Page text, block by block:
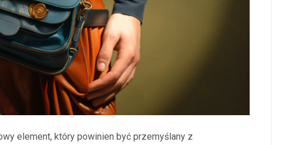
element, który powinien być przemyślany z